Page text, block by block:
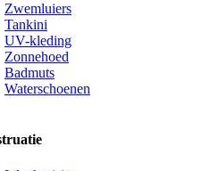
Zwemluiers
Tankini
UV-kleding
Zonnehoed
Badmuts
Waterschoenen